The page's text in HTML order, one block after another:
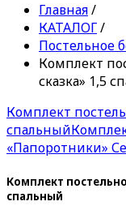
Главная/
КАТАЛОГ/
Постельное
Комплект
сказка» 1,5
Комплект
спальный
«Папоротники»
Комплект
спальный